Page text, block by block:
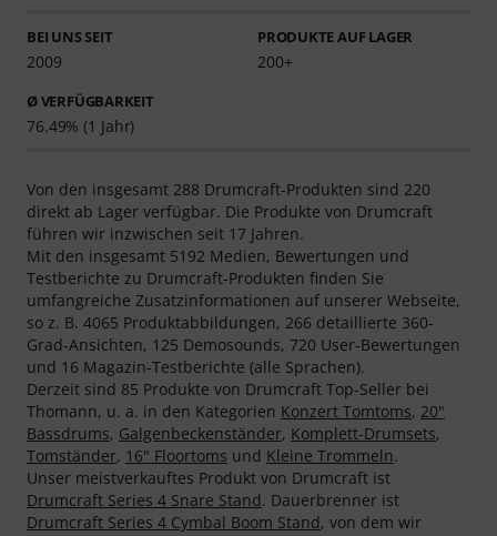
BEI UNS SEIT
2009
PRODUKTE AUF LAGER
200+
Ø VERFÜGBARKEIT
76.49% (1 Jahr)
Von den insgesamt 288 Drumcraft-Produkten sind 220
direkt ab Lager verfügbar. Die Produkte von Drumcraft
führen wir inzwischen seit 17 Jahren.
Mit den insgesamt 5192 Medien, Bewertungen und
Testberichte zu Drumcraft-Produkten finden Sie
umfangreiche Zusatzinformationen auf unserer Webseite,
so z. B. 4065 Produktabbildungen, 266 detaillierte 360-
Grad-Ansichten, 125 Demosounds, 720 User-Bewertungen
und 16 Magazin-Testberichte (alle Sprachen).
Derzeit sind 85 Produkte von Drumcraft Top-Seller bei
Thomann, u. a. in den Kategorien Konzert Tomtoms, 20"
Bassdrums, Galgenbeckenständer, Komplett-Drumsets,
Tomständer, 16" Floortoms und Kleine Trommeln.
Unser meistverkauftes Produkt von Drumcraft ist
Drumcraft Series 4 Snare Stand. Dauerbrenner ist
Drumcraft Series 4 Cymbal Boom Stand, von dem wir